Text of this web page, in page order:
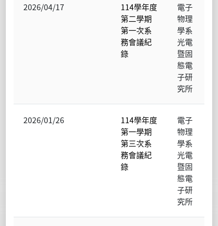
2026/04/17
114學年度
第二學期
第一次系
務會議紀
錄
電子
物理
學系
光電
暨固
態電
子研
究所
2026/01/26
114學年度
第一學期
第三次系
務會議紀
錄
電子
物理
學系
光電
暨固
態電
子研
究所